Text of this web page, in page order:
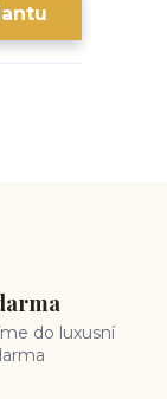
do luxusní